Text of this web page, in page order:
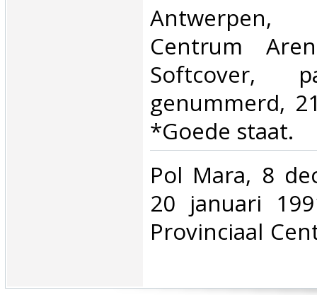
‎Antwerpen,
Centrum
Softcover,
genummerd,
*Goede staat.‎
‎Pol Mara, 8
20 januari
Provinciaal